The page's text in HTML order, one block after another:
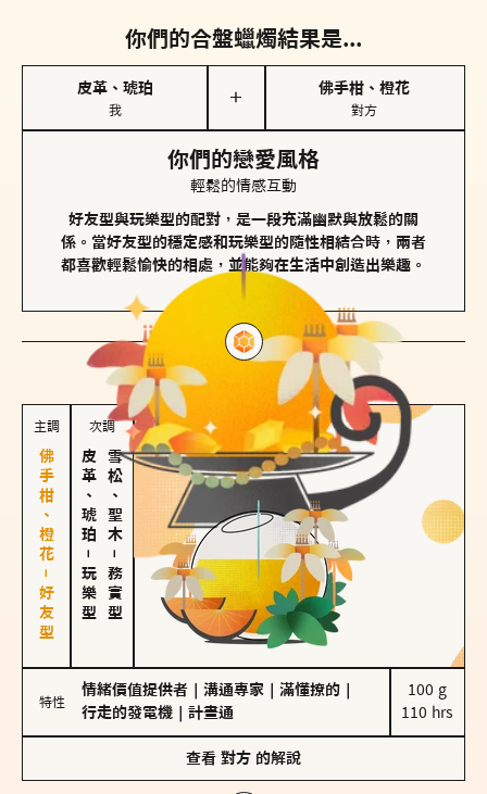
你們的合盤蠟燭結果是...
皮革、琥珀
我
＋
佛手柑、橙花
對方
你們的戀愛風格
輕鬆的情感互動
好友型與玩樂型的配對，是一段充滿幽默與放鬆的關
係。當好友型的穩定感和玩樂型的隨性相結合時，兩者
都喜歡輕鬆愉快的相處，並能夠在生活中創造出樂趣。
對方的主調蠟燭是...
主調
佛手柑、橙花－好友型
次調
皮革、琥珀
－
玩樂型
雪松、聖木
－
務實型
特性
情緒價值提供者 溝通專家 滿懂撩的
行走的發電機
計畫通
100 g
110 hrs
查看 對方 的解說